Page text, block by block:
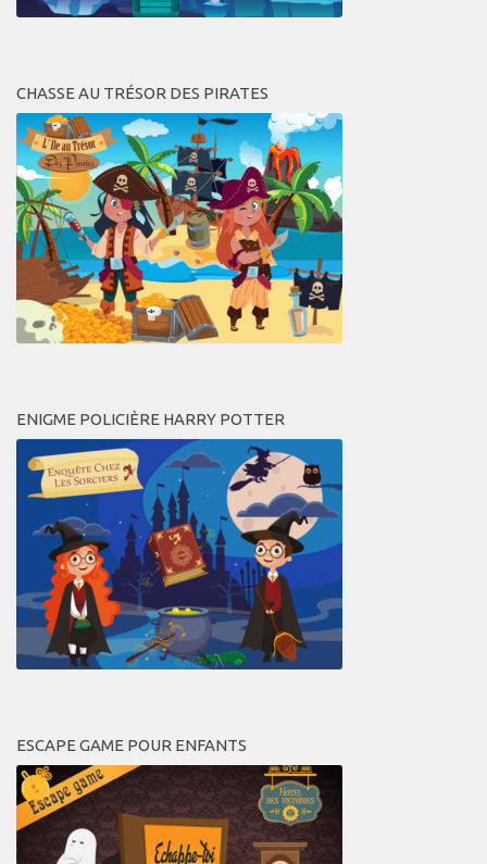
CHASSE AU TRÉSOR DES PIRATES
ENIGME POLICIÈRE HARRY POTTER
ESCAPE GAME POUR ENFANTS